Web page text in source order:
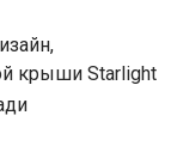
крыши Starlight